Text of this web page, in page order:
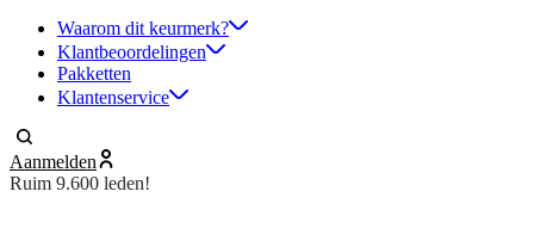
Waarom dit keurmerk?
Klantbeoordelingen
Pakketten
Klantenservice
Aanmelden
Ruim 9.600 leden!